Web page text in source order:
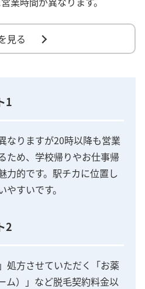
見る
1
なりますが20時以降も営業
ため、学校帰りやお仕事帰
力的です。駅チカに位置し
すいです。
2
処方させていただく「お薬
ム）」など脱毛契約料金以